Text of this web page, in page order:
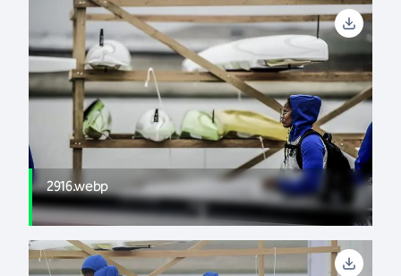
2916.webp